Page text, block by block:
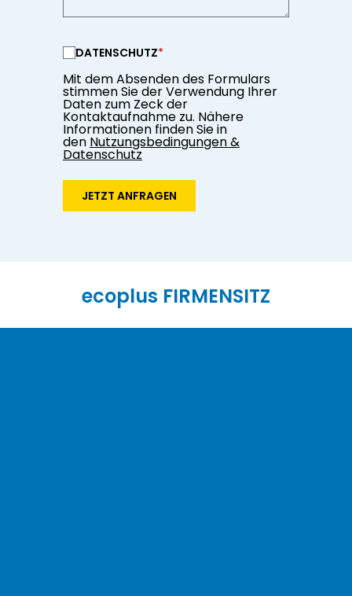
DATENSCHUTZ*
Mit dem Absenden des Formulars
stimmen Sie der Verwendung Ihrer
Daten zum Zeck der
Kontaktaufnahme zu. Nähere
Informationen finden Sie in
den Nutzungsbedingungen &
Datenschutz
ecoplus FIRMENSITZ